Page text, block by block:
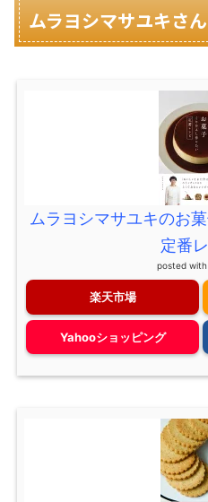
ムラヨシマサユキさ
ムラヨシマサユキのお
定番
posted with
楽天市場
Yahooショッピング